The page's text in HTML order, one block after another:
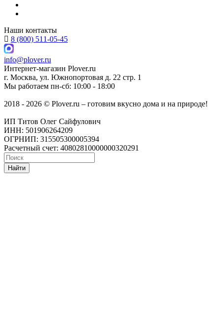
Наши контакты
8 (800) 511-05-45
info@plover.ru
Интернет-магазин Plover.ru
г. Москва, ул. Южнопортовая д. 22 стр. 1
Мы работаем пн-сб: 10:00 - 18:00
2018 - 2026 © Plover.ru – готовим вкусно дома и на природе!
ИП Титов Олег Сайфулович
ИНН: 501906264209
ОГРНИП: 315505300005394
Расчетный счет: 40802810000000320291
Найти